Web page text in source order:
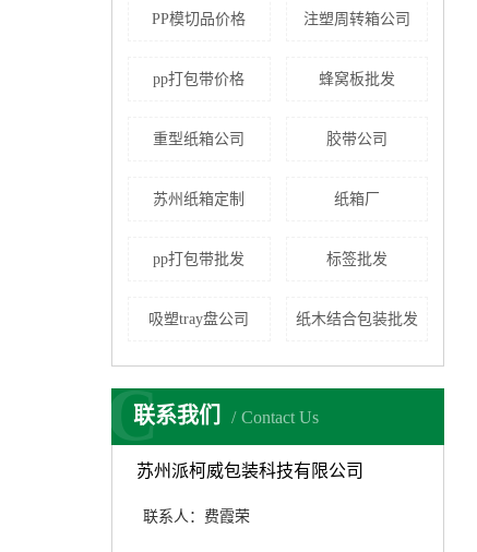
PP模切品价格 注塑周转箱公司
pp打包带价格 蜂窝板批发
重型纸箱公司 胶带公司
苏州纸箱定制 纸箱厂
pp打包带批发 标签批发
吸塑tray盘公司 纸木结合包装批发
联系我们 Contact Us
C
苏州派柯威包装科技有限公司
联系人：费霞荣